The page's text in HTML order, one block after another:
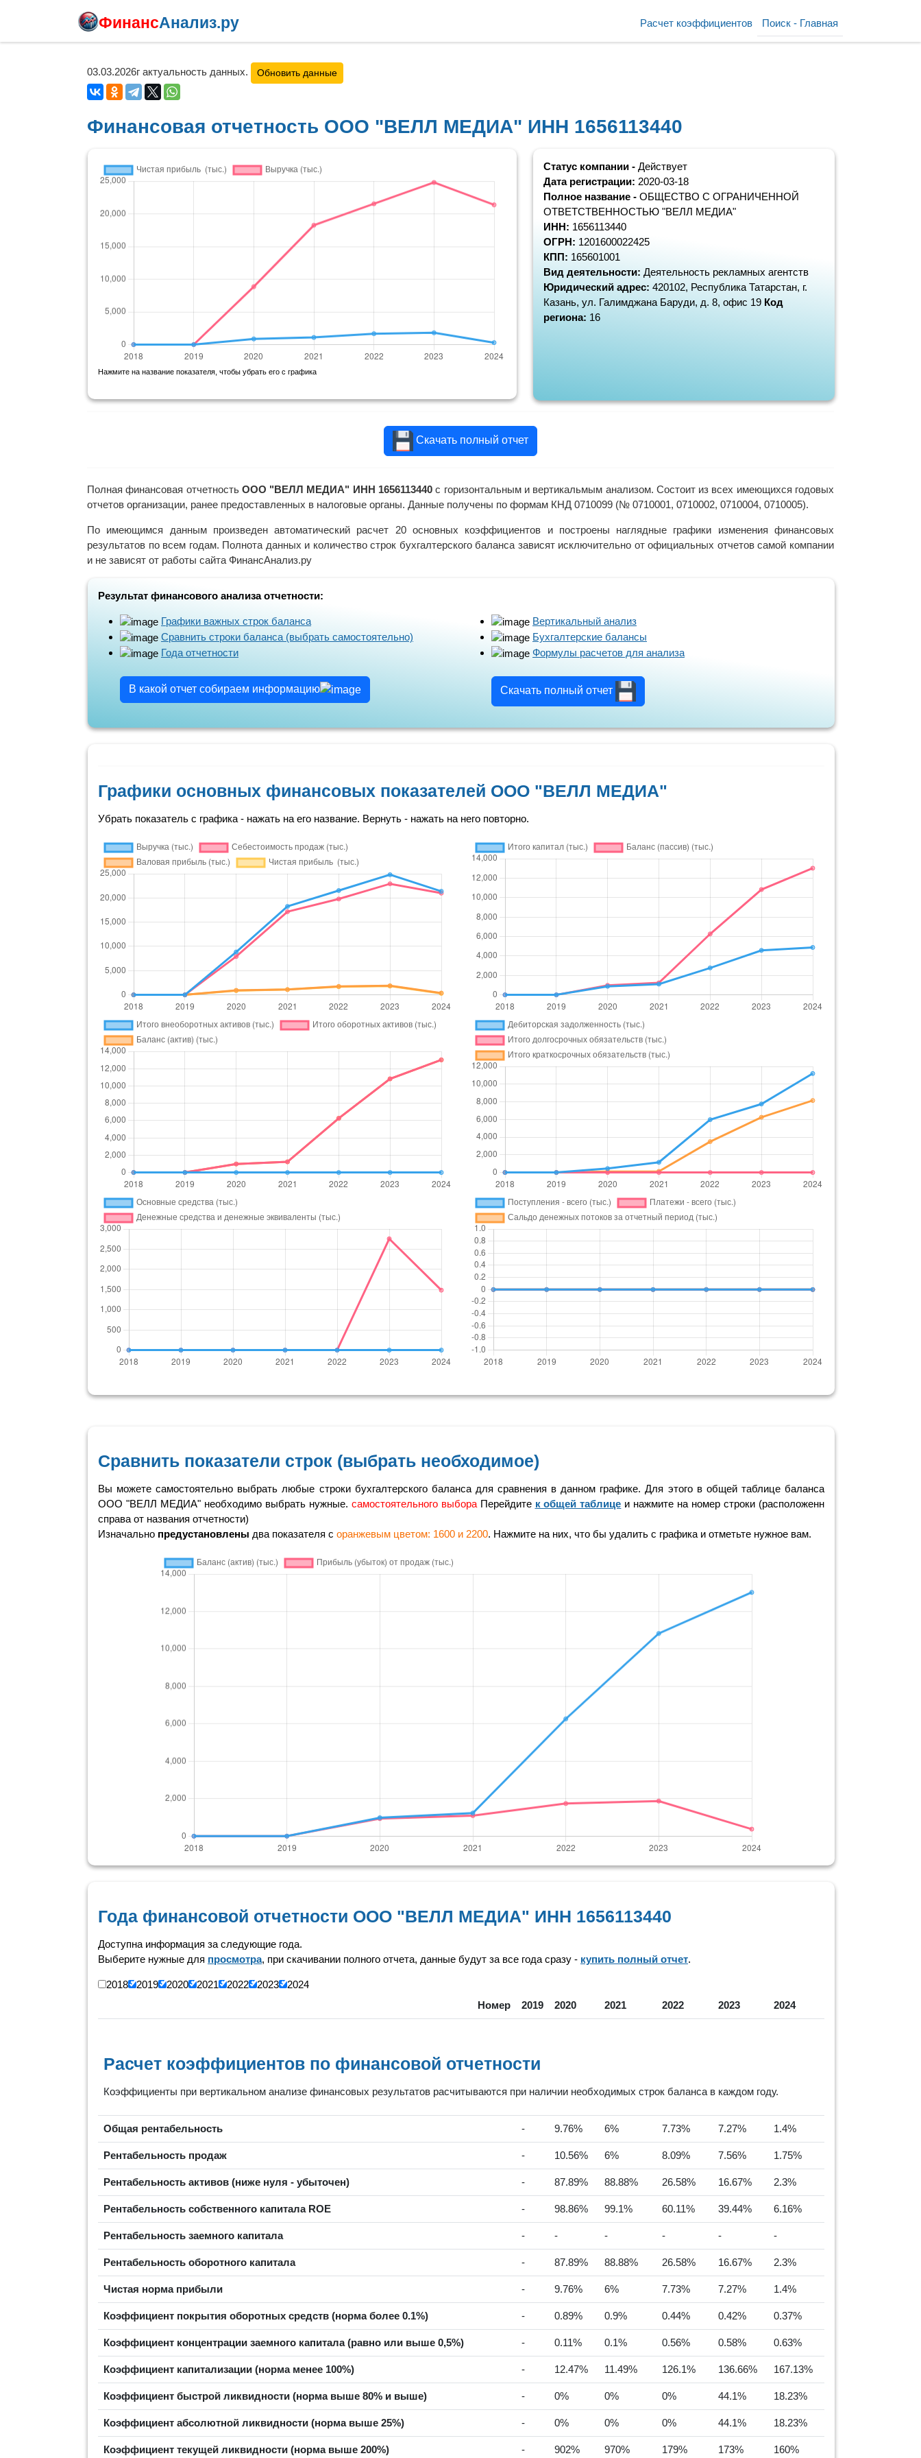
ФинансАнализ.ру Поиск - Главная
Расчет коэффициентов
03.03.2026г актуальность данных. Обновить данные
Финансовая отчетность ООО "ВЕЛЛ МЕДИА" ИНН 1656113440
Нажмите на название показателя, чтобы убрать его с графика
Статус компании - Действует
Дата регистрации: 2020-03-18
Полное название - ОБЩЕСТВО С ОГРАНИЧЕННОЙ
ОТВЕТСТВЕННОСТЬЮ "ВЕЛЛ МЕДИА"
ИНН: 1656113440
ОГРН: 1201600022425
КПП: 165601001
Вид деятельности: Деятельность рекламных агентств
Юридический адрес: 420102, Республика Татарстан, г.
Казань, ул. Галимджана Баруди, д. 8, офис 19 Код
региона: 16
Скачать полный отчет
Полная финансовая отчетность ООО "ВЕЛЛ МЕДИА" ИНН 1656113440 с горизонтальным и вертикальмым анализом. Состоит из всех имеющихся годовых
отчетов организации, ранее предоставленных в налоговые органы. Данные получены по формам КНД 0710099 (№ 0710001, 0710002, 0710004, 0710005).
По имеющимся данным произведен автоматический расчет 20 основных коэффициентов и построены наглядные графики изменения финансовых
результатов по всем годам. Полнота данных и количество строк бухгалтерского баланса зависят исключительно от официальных отчетов самой компании
и не зависят от работы сайта ФинансАнализ.ру
Результат финансового анализа отчетности:
Графики важных строк баланса
Сравнить строки баланса (выбрать самостоятельно)
Года отчетности
В какой отчет собираем информацию
Вертикальный анализ
Бухгалтерские балансы
Формулы расчетов для анализа
Скачать полный отчет
Графики основных финансовых показателей ООО "ВЕЛЛ МЕДИА"
Убрать показатель с графика - нажать на его название. Вернуть - нажать на него повторно.
Сравнить показатели строк (выбрать необходимое)
Вы можете самостоятельно выбрать любые строки бухгалтерского баланса для сравнения в данном графике. Для этого в общей таблице баланса
ООО "ВЕЛЛ МЕДИА" необходимо выбрать нужные. самостоятельного выбораПерейдите к общей таблице и нажмите на номер строки (расположенн
справа от названия отчетности)
Изначально предустановлены два показателя с оранжевым цветом: 1600 и 2200. Нажмите на них, что бы удалить с графика и отметьте нужное вам.
Года финансовой отчетности ООО "ВЕЛЛ МЕДИА" ИНН 1656113440
Доступна информация за следующие года.
Выберите нужные для просмотра, при скачивании полного отчета, данные будут за все года сразу - купить полный отчет.
2018 2019 2020 2021 2022 2023
2024
Номер
2019 2020 2021 2022 2023 2024
Расчет коэффициентов по финансовой отчетности
Коэффициенты при вертикальном анализе финансовых результатов расчитываются при наличии необходимых строк баланса в каждом году.
Общая рентабельность - 9.76% 6% 7.73% 7.27% 1.4%
Рентабельность продаж - 10.56% 6% 8.09% 7.56% 1.75%
Рентабельность активов (ниже нуля - убыточен) - 87.89% 88.88% 26.58% 16.67% 2.3%
Рентабельность собственного капитала ROE - 98.86% 99.1% 60.11% 39.44% 6.16%
Рентабельность заемного капитала - - - - - -
Рентабельность оборотного капитала - 87.89% 88.88% 26.58% 16.67% 2.3%
Чистая норма прибыли - 9.76% 6% 7.73% 7.27% 1.4%
Коэффициент покрытия оборотных средств (норма более 0.1%) - 0.89% 0.9% 0.44% 0.42% 0.37%
Коэффициент концентрации заемного капитала (равно или выше 0,5%) - 0.11% 0.1% 0.56% 0.58% 0.63%
Коэффициент капитализации (норма менее 100%) - 12.47% 11.49% 126.1% 136.66% 167.13%
Коэффициент быстрой ликвидности (норма выше 80% и выше) - 0% 0% 0% 44.1% 18.23%
Коэффициент абсолютной ликвидности (норма выше 25%) - 0% 0% 0% 44.1% 18.23%
Коэффициент текущей ликвидности (норма выше 200%) - 902% 970% 179% 173% 160%